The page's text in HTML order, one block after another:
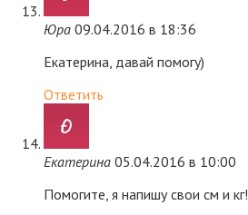
Юра 09.04.2016 в 18:36
Екатерина, давай помогу)
Ответить
Екатерина 05.04.2016 в 10:00
Помогите, я напишу свои см и кг!